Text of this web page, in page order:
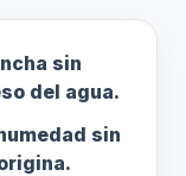
sin
del agua.
sin